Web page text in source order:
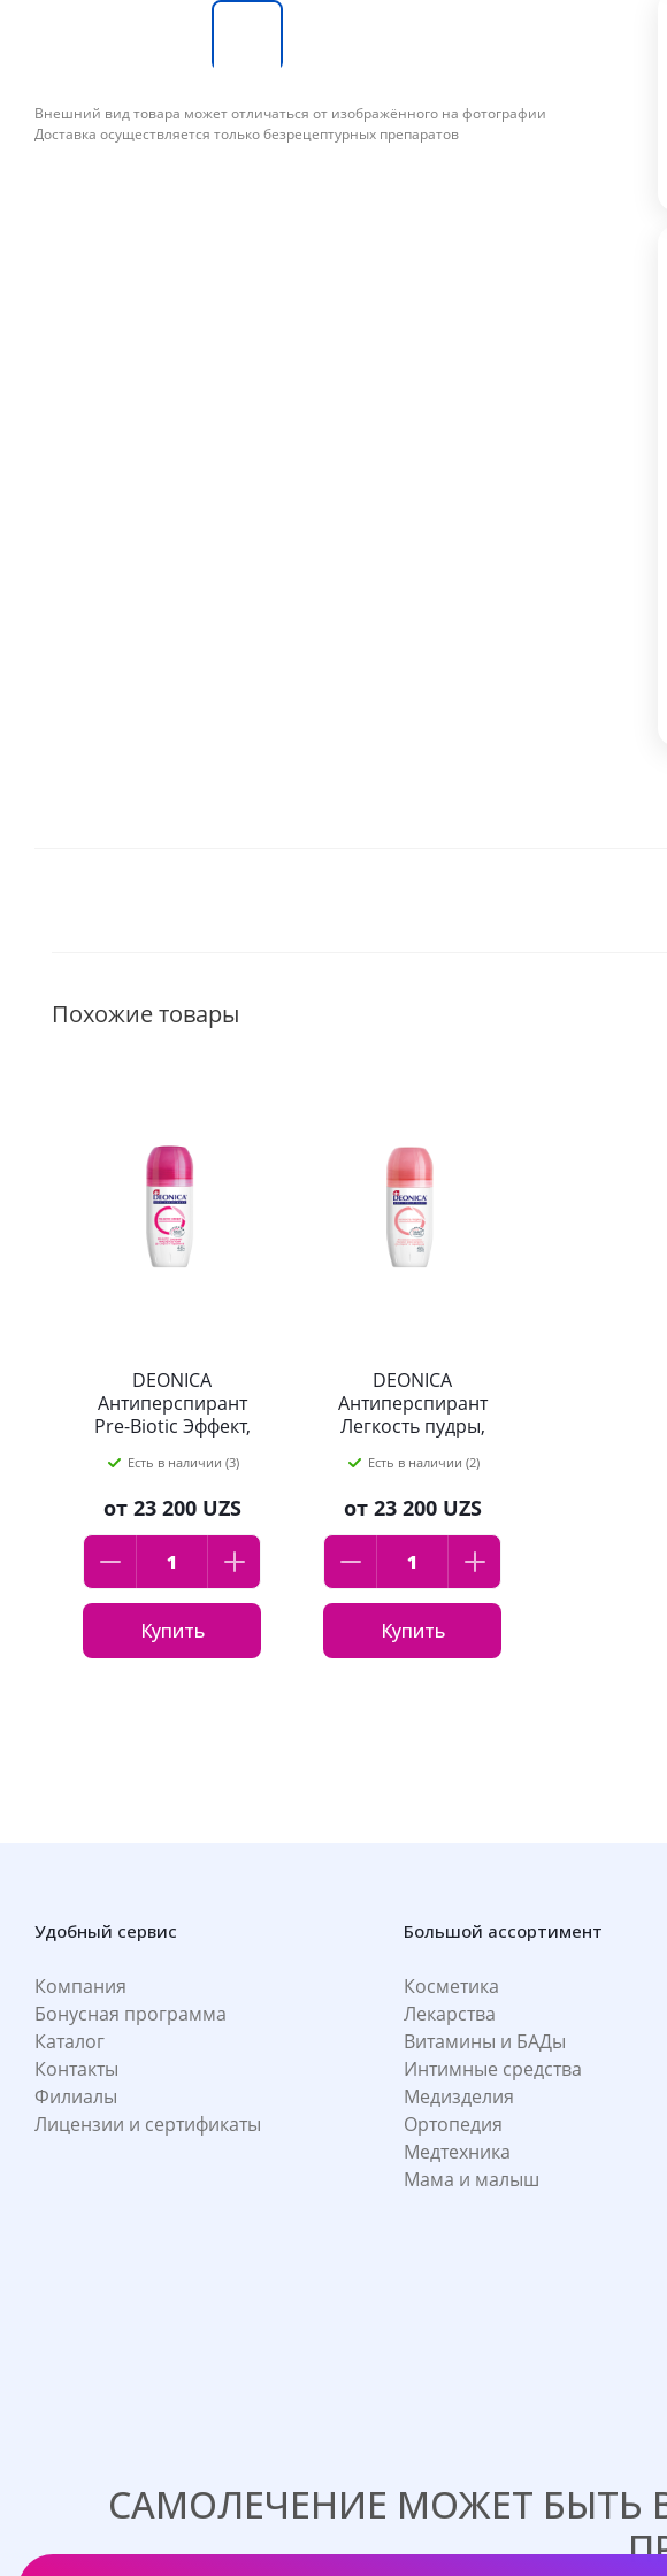
Внешний вид товара может отличаться от изображённого на фотографии
Доставка осуществляется только безрецептурных препаратов
Похожие товары
DEONICA
Антиперспирант
Pre-Biotic Эффект,
Есть в наличии (3)
от 23 200 UZS
Купить
DEONICA
Антиперспирант
Легкость пудры,
Есть в наличии (2)
от 23 200 UZS
Купить
Удобный сервис
Компания
Бонусная программа
Каталог
Контакты
Филиалы
Лицензии и сертификаты
Большой ассортимент
Косметика
Лекарства
Витамины и БАДы
Интимные средства
Медизделия
Ортопедия
Медтехника
Мама и малыш
САМОЛЕЧЕНИЕ МОЖЕТ БЫТЬ